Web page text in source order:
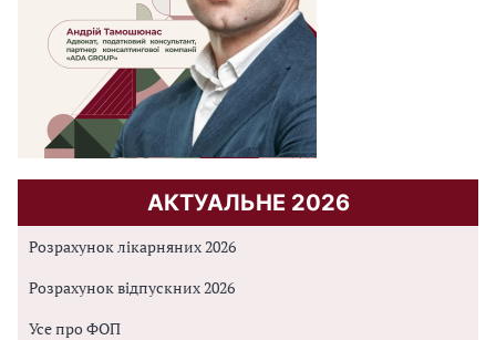
АКТУАЛЬНЕ 2026
Розрахунок лікарняних 2026
Розрахунок відпускних 2026
Усе про ФОП